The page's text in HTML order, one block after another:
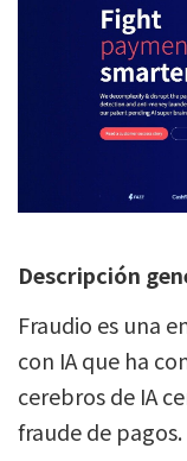
Descripción
Fraudio es una
con IA que ha
cerebros de IA
fraude de pagos.